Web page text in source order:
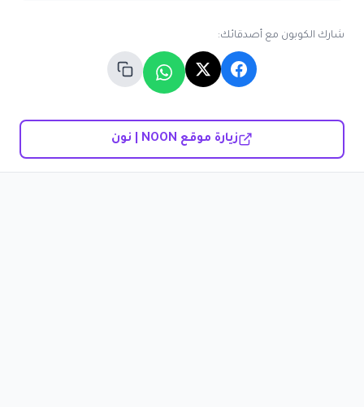
شارك الكوبون مع أصدقائك:
زيارة موقع NOON | نون